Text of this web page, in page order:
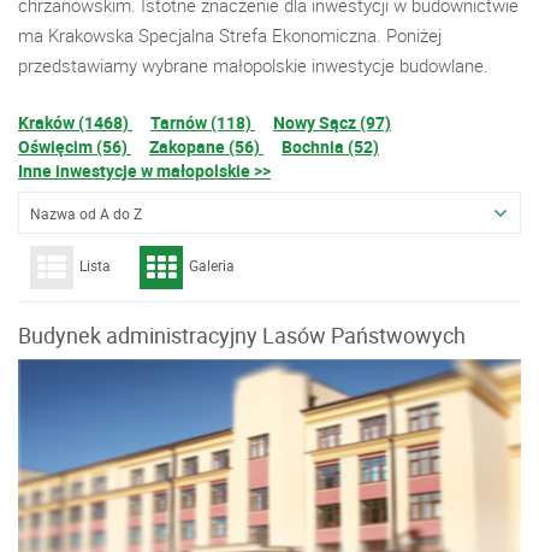
chrzanowskim. Istotne znaczenie dla inwestycji w budownictwie
ma Krakowska Specjalna Strefa Ekonomiczna. Poniżej
przedstawiamy wybrane małopolskie inwestycje budowlane.
Kraków (1468) Tarnów (118)
Nowy Sącz (97)
Oświęcim (56)
Zakopane (56)
Bochnia (52)
Inne inwestycje w małopolskie >>
Nazwa od A do Z
Lista Galeria
Budynek administracyjny Lasów Państwowych